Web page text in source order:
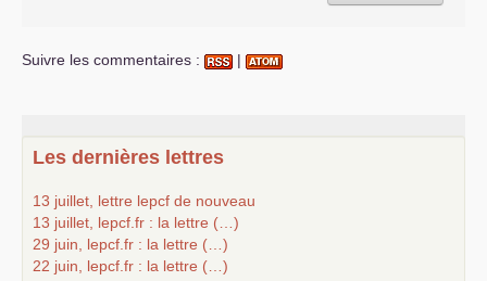
Suivre les commentaires : |
Les dernières lettres
13 juillet, lettre lepcf de nouveau
13 juillet, lepcf.fr : la lettre (…)
29 juin, lepcf.fr : la lettre (…)
22 juin, lepcf.fr : la lettre (…)